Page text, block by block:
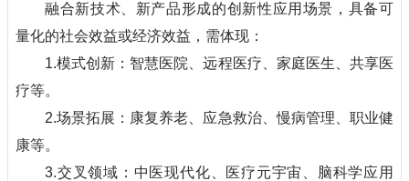
融合新技术、新产品形成的创新性应用场景，具备可
量化的社会效益或经济效益，需体现：
1.模式创新：智慧医院、远程医疗、家庭医生、共享医
疗等。
2.场景拓展：康复养老、应急救治、慢病管理、职业健
康等。
3.交叉领域：中医现代化、医疗元宇宙、脑科学应用